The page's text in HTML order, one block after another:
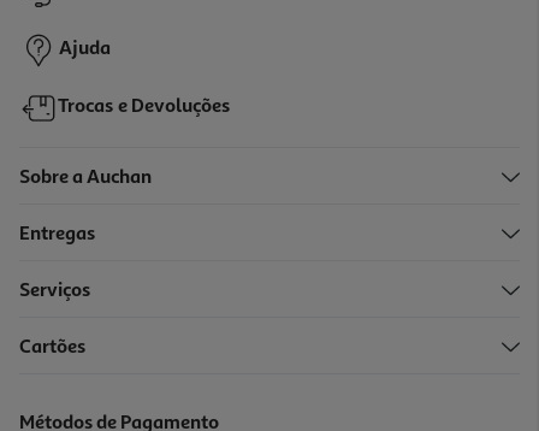
3,99 €
Ajuda
Trocas e Devoluções
Sobre a Auchan
Entregas
Serviços
Cartões
Métodos de Pagamento